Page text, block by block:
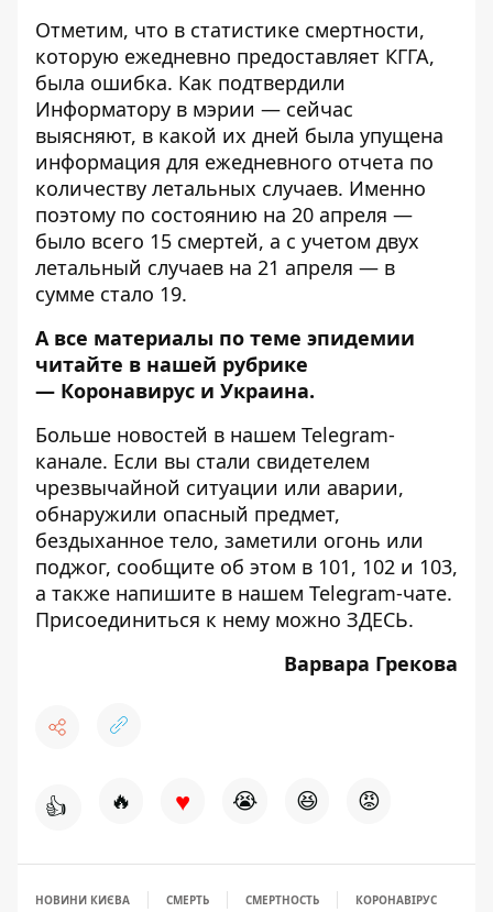
Отметим, что в статистике смертности,
которую ежедневно предоставляет КГГА,
была ошибка. Как подтвердили
Информатору в мэрии — сейчас
выясняют, в какой их дней была упущена
информация для ежедневного отчета по
количеству летальных случаев. Именно
поэтому по состоянию на 20 апреля —
было всего 15 смертей, а с учетом двух
летальный случаев на 21 апреля — в
сумме стало 19.
А все материалы по теме эпидемии
читайте в нашей рубрике
— Коронавирус и Украина.
Больше новостей в нашем Telegram-
канале. Если вы стали свидетелем
чрезвычайной ситуации или аварии,
обнаружили опасный предмет,
бездыханное тело, заметили огонь или
поджог, сообщите об этом в 101, 102 и 103,
а также напишите в нашем Telegram-чате.
Присоединиться к нему можно ЗДЕСЬ.
Варвара Грекова
👍 🔥 ♥ 😭 😆 😡
НОВИНИ КИЄВА СМЕРТЬ СМЕРТНОСТЬ КОРОНАВІРУС